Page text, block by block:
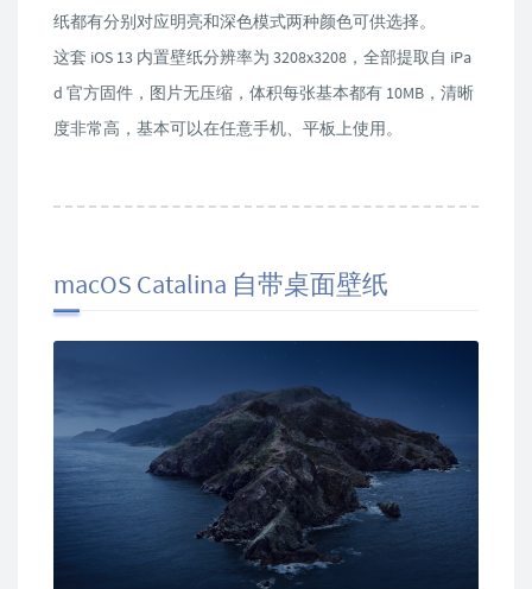
纸都有分别对应明亮和深色模式两种颜色可供选择。
这套 iOS 13 内置壁纸分辨率为 3208x3208，全部提取自 iPa
d 官方固件，图片无压缩，体积每张基本都有 10MB，清晰
度非常高，基本可以在任意手机、平板上使用。
macOS Catalina 自带桌面壁纸